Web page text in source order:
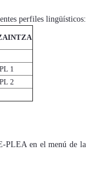
perfiles lingüísticos:
PL 1
PL 2
PLEA en el menú de la